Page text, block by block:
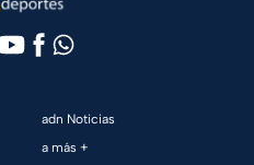
adn Noticias
a más +